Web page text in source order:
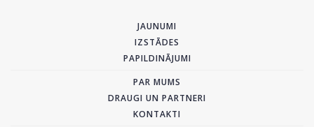
JAUNUMI
IZSTĀDES
PAPILDINĀJUMI
PAR MUMS
DRAUGI UN PARTNERI
KONTAKTI